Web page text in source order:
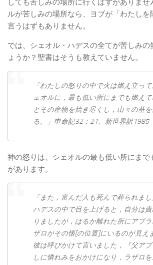
しても苦しみの場所に行くはずがありませ
ルが苦しみの場所なら、ヨブが「わたしを
言うはずもありません。
では、シェオル・ハデスの全てが苦しみの
ょうか？聖書はそうも教えていません。
「わたし​の​怒り​の​中​で​火​は​燃え立っ​
ェオル​に，最も​低い​所​に​まで​も​燃え​
と​その​産物​を​焼き尽くし，山々​の​基​
る。」申命記32：21、新世界訳1985
神の怒りは、シェオルの最も低い所にまで
があります。
「また，富んだ人も死んで葬られま
ハデスの中で目を上げると，自分は
りましたが，はるか離れた所にアブ
ザロがその懐[の位置]にいるのが見え
彼は呼びかけて言いました，『父ア
しに憐れみをおかけになり，ラザロ